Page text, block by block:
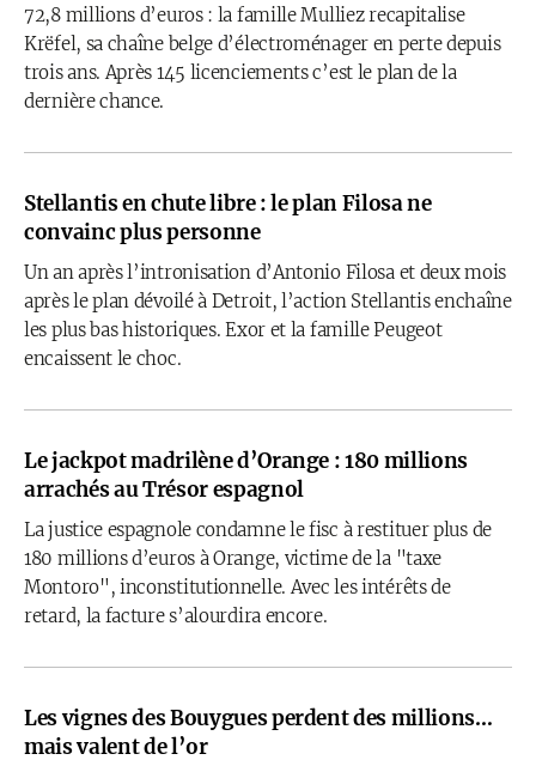
72,8 millions d’euros : la famille Mulliez recapitalise
Krëfel, sa chaîne belge d’électroménager en perte depuis
trois ans. Après 145 licenciements c’est le plan de la
dernière chance.
Stellantis en chute libre : le plan Filosa ne
convainc plus personne
Un an après l’intronisation d’Antonio Filosa et deux mois
après le plan dévoilé à Detroit, l’action Stellantis enchaîne
les plus bas historiques. Exor et la famille Peugeot
encaissent le choc.
Le jackpot madrilène d’Orange : 180 millions
arrachés au Trésor espagnol
La justice espagnole condamne le fisc à restituer plus de
180 millions d’euros à Orange, victime de la "taxe
Montoro", inconstitutionnelle. Avec les intérêts de
retard, la facture s’alourdira encore.
Les vignes des Bouygues perdent des millions…
mais valent de l’or